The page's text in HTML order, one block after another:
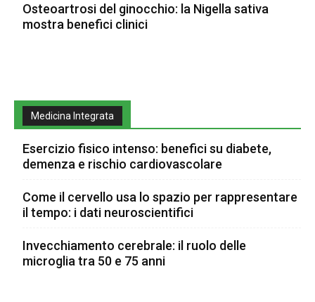
Osteoartrosi del ginocchio: la Nigella sativa
mostra benefici clinici
Medicina Integrata
Esercizio fisico intenso: benefici su diabete,
demenza e rischio cardiovascolare
Come il cervello usa lo spazio per rappresentare
il tempo: i dati neuroscientifici
Invecchiamento cerebrale: il ruolo delle
microglia tra 50 e 75 anni